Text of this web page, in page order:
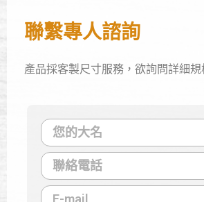
聯繫專人諮詢
產品採客製尺寸服務，欲詢問詳細